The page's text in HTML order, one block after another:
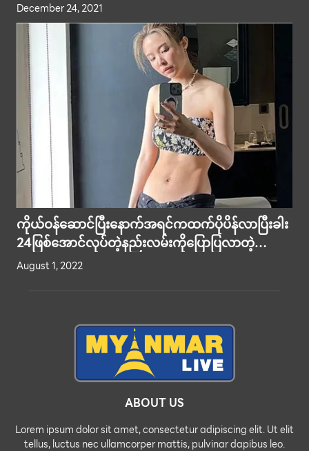
December 24, 2021
ကိုယ်ဝန်ဆောင်ပြီးနောက်အရင်ကထက်ပိုပိန်လာပြီးခါး
24ဖြစ်အောင်လုပ်တဲ့နည်းလမ်းကိုပြောပြလာတဲ့
ရုပ်ရှင်မင်းသမီးအဆိုတော် ‘နမ့်ချာ
August 1, 2022
ABOUT US
Lorem ipsum dolor sit amet, consectetur adipiscing elit. Ut elit
tellus, luctus nec ullamcorper mattis, pulvinar dapibus leo.